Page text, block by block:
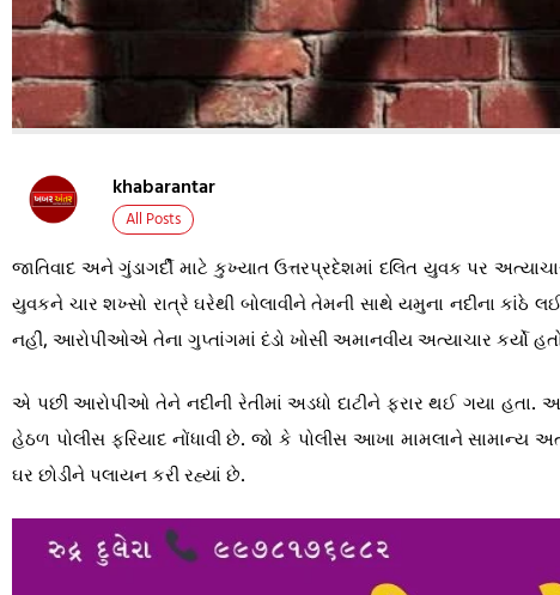
khabarantar
All Posts
જાતિવાદ અને ગુંડાગર્દી માટે કુખ્યાત ઉત્તરપ્રદેશમાં દલિત યુવક પર
યુવકને ચાર શખ્સો રાત્રે ઘરેથી બોલાવીને તેમની સાથે યમુના નદીના
નહીં, આરોપીઓએ તેના ગુપ્તાંગમાં દંડો ખોસી અમાનવીય અત્યાચાર કર્યો
એ પછી આરોપીઓ તેને નદીની રેતીમાં અડધો દાટીને ફરાર થઈ ગયા હતા.
હેઠળ પોલીસ ફરિયાદ નોંધાવી છે. જો કે પોલીસ આખા મામલાને સામાન્ય
ઘર છોડીને પલાયન કરી રહ્યાં છે.